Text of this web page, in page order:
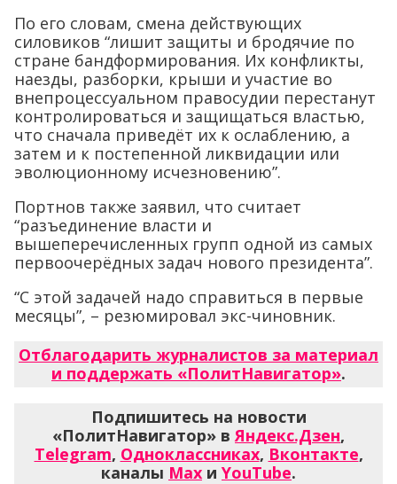
По его словам, смена действующих
силовиков “лишит защиты и бродячие по
стране бандформирования. Их конфликты,
наезды, разборки, крыши и участие во
внепроцессуальном правосудии перестанут
контролироваться и защищаться властью,
что сначала приведёт их к ослаблению, а
затем и к постепенной ликвидации или
эволюционному исчезновению”.
Портнов также заявил, что считает
“разъединение власти и
вышеперечисленных групп одной из самых
первоочерёдных задач нового президента”.
“С этой задачей надо справиться в первые
месяцы”, – резюмировал экс-чиновник.
Отблагодарить журналистов за материал
и поддержать «ПолитНавигатор».
Подпишитесь на новости
«ПолитНавигатор» вЯндекс.Дзен,
Telegram, Одноклассниках, Вконтакте,
каналы Max и YouTube.